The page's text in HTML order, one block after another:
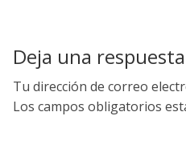
Deja una respuesta
Tu dirección de correo
Los campos obligatorios